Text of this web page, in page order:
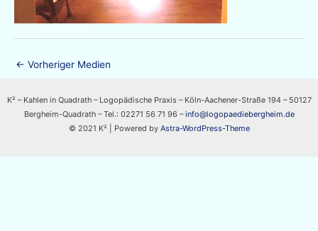
← Vorheriger Medien
K² – Kahlen in Quadrath – Logopädische Praxis – Köln-Aachener-Straße 194 – 50127
Bergheim-Quadrath – Tel.: 02271 56 71 96 –info@logopaediebergheim.de
© 2021 K² | Powered by Astra-WordPress-Theme